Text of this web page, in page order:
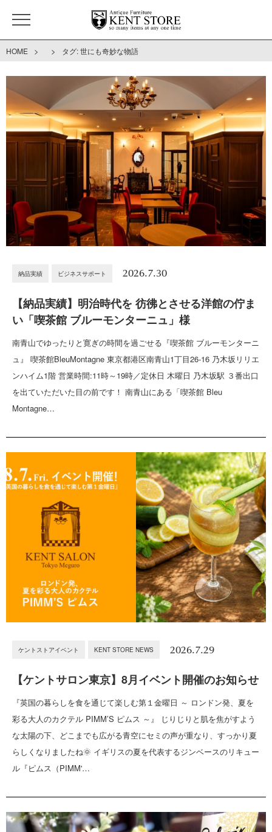
HOME > > タグ:世にも奇妙な物語
納品実績 ビジネスサポート 2026.7.30
【納品実績】明治時代を 彷彿とさせる洋館の佇ま
い「喫茶館 ブルーモンターニュ」様
南青山でゆったりと寛ぎの時間を過ごせる『喫茶館 ブルーモンターニ
ュ』 喫茶館BleuMontagne 東京都港区南青山1丁目26-16 乃木坂リリエ
ンハイム1階 営業時間:11時～19時／定休日 木曜日 乃木坂駅 ３番出口
を出ていただいた目の前です！ 南青山にある「喫茶館 Bleu
Montagne…
ケントストアイベント KENT STORE NEWS 2026.7.29
【ケントサロン東京】8月イベント開催のお知らせ
『英国の暮らしを食を通じて楽しむ第１金曜日 ～ ロンドン発、夏を
彩る大人のカクテル PIMM’S ピムス ～』 じりじりと肌を焦がすよう
な太陽の下、どこまでも広がる青空にセミの声が重なり、すっかり夏
らしくなりましたね🌞 イギリスの夏を代表するジンベースのリキュー
ル『ピムス（PIMM'…